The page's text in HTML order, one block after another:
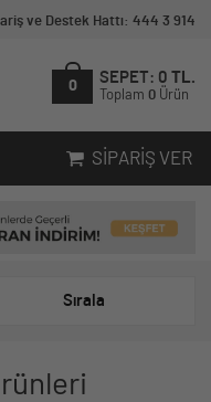
ve Destek Hattı: 444 3 914
0
SEPET: 0 TL.
Toplam 0 Ürün
SIPARIŞ VER
Sırala